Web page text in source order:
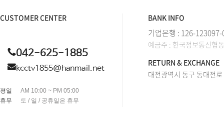
CUSTOMER CENTER
042-625-1885
kcctv1855@hanmail.net
평일
AM 10:00 ~ PM 05:00
휴무
토 / 일 / 공휴일은 휴무
BANK INFO
기업은행 : 126-
예금주 : 한국정보통신협
RETURN & EXCHANGE
대전광역시 동구 동대전